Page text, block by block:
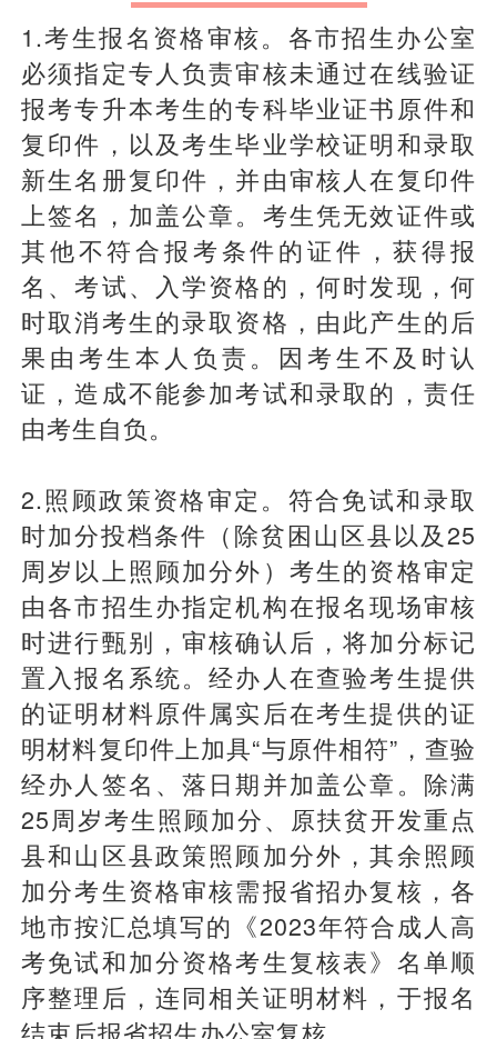
1.考生报名资格审核。各市招生办公室
必须指定专人负责审核未通过在线验证
报考专升本考生的专科毕业证书原件和
复印件，以及考生毕业学校证明和录取
新生名册复印件，并由审核人在复印件
上签名，加盖公章。考生凭无效证件或
其他不符合报考条件的证件，获得报
名、考试、入学资格的，何时发现，何
时取消考生的录取资格，由此产生的后
果由考生本人负责。因考生不及时认
证，造成不能参加考试和录取的，责任
由考生自负。
2.照顾政策资格审定。符合免试和录取
时加分投档条件（除贫困山区县以及25
周岁以上照顾加分外）考生的资格审定
由各市招生办指定机构在报名现场审核
时进行甄别，审核确认后，将加分标记
置入报名系统。经办人在查验考生提供
的证明材料原件属实后在考生提供的证
明材料复印件上加具“与原件相符”，查验
经办人签名、落日期并加盖公章。除满
25周岁考生照顾加分、原扶贫开发重点
县和山区县政策照顾加分外，其余照顾
加分考生资格审核需报省招办复核，各
地市按汇总填写的《2023年符合成人高
考免试和加分资格考生复核表》名单顺
序整理后，连同相关证明材料，于报名